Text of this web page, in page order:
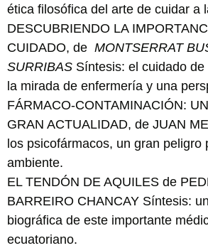
ética filosófica del arte de cuidar a
DESCUBRIENDO LA
CUIDADO, de MONTSERRAT
SURRIBAS Síntesis: el cuidado
la mirada de enfermería y una
FÁRMACO-CONTAMINACIÓN:
GRAN ACTUALIDAD, de JUAN
los psicofármacos, un gran peligro
ambiente.
EL TENDÓN DE AQUILES de
BARREIRO CHANCAY Síntesis:
biográfica de este importante
ecuatoriano.